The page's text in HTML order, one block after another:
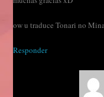
ow u traduce Tonari no
Responder